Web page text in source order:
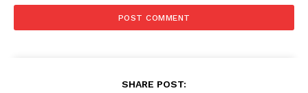
SHARE POST: